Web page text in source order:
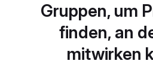
Gruppen, um
finden, an
mitwirken